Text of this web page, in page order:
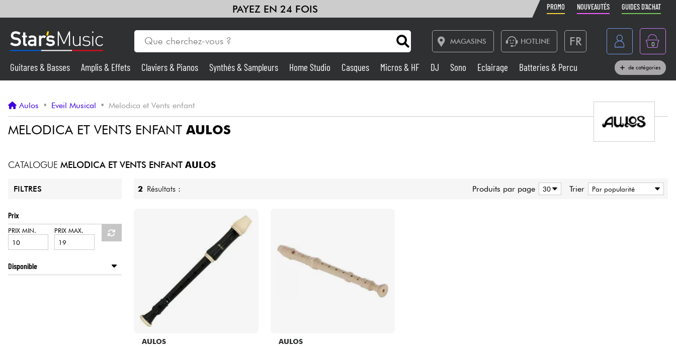
PAYEZ EN 24 FOIS PROMO NOUVEAUTÉS GUIDES D'ACHAT
MAGASINS HOTLINE FR
Belgique
België
0
Synthés & Sampleurs Home Studio Casques
HiFi
Guitares & Basses Amplis & Effets Claviers & Pianos Synthés & Sampleurs Home Studio Casques Micros & HF DJ Sono Eclairage
Batteries & Percu
de catégories
Aulos • Eveil Musical • Melodica et Vents enfant
MELODICA ET VENTS ENFANT AULOS
CATALOGUE MELODICA ET VENTS ENFANT AULOS
FILTRES
Prix
PRIX MIN. PRIX MAX.
Disponible
2 Résultats : Produits par page Trier
AULOS
AULOS